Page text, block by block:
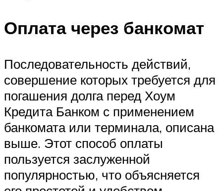
Оплата через банкомат
Последовательность действий,
совершение которых требуется для
погашения долга перед Хоум
Кредита Банком с применением
банкомата или терминала, описана
выше. Этот способ оплаты
пользуется заслуженной
популярностью, что объясняется